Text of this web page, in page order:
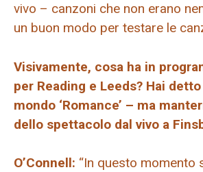
vivo – canzoni che non erano
un buon modo per testare le
Visivamente, cosa ha in
per Reading e Leeds? Hai
mondo ‘Romance’ – ma
dello spettacolo dal vivo a
O’Connell: “In questo momento